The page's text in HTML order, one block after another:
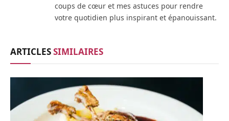
coups de cœur et mes astuces pour rendre
votre quotidien plus inspirant et épanouissant.
ARTICLESSIMILAIRES